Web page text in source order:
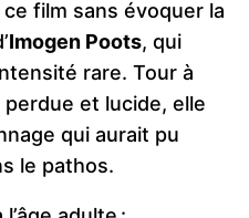
film sans évoquer la
Imogen Poots, qui
rare. Tour à
et lucide, elle
qui aurait pu
le pathos.